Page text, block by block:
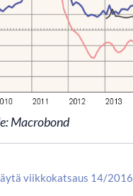
Macrobond
viikkokatsaus 14/2016